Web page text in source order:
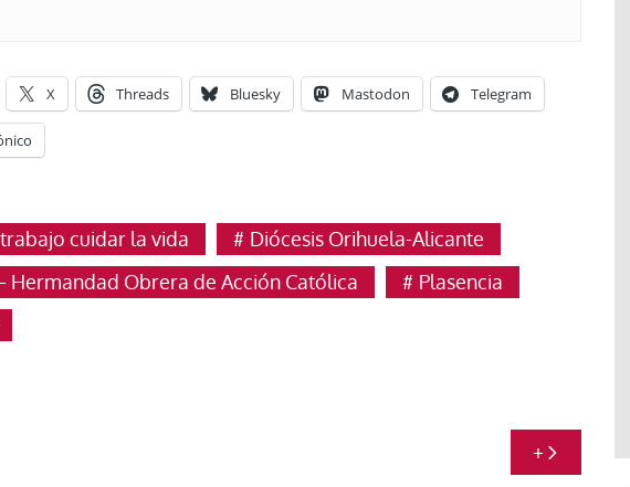
X Threads Bluesky Mastodon Telegram
cuidar la vida
Diócesis Orihuela-Alicante
Hermandad Obrera de Acción Católica
Plasencia
+